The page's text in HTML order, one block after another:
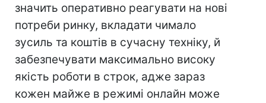
значить оперативно реагувати на нові
потреби ринку, вкладати чимало
зусиль та коштів в сучасну техніку, й
забезпечувати максимально високу
якість роботи в строк, адже зараз
кожен майже в режимі онлайн може